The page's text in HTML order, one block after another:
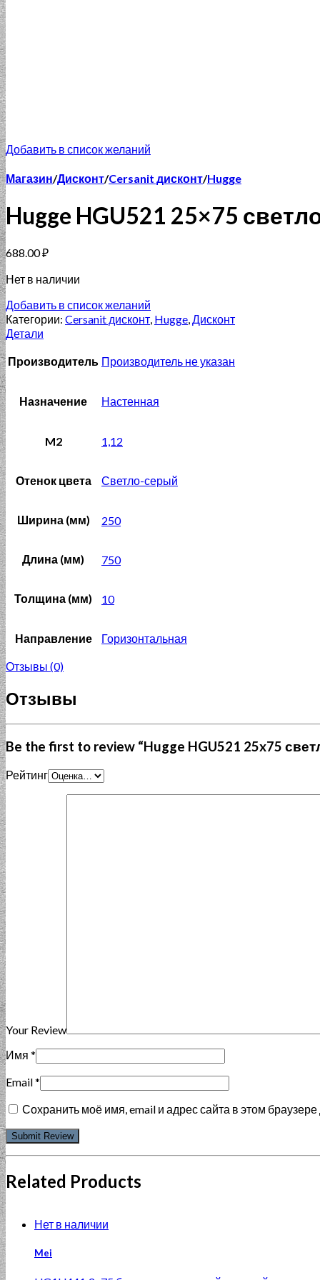
Добавить в список желаний
Магазин/Дисконт/Cersanit дисконт/Hugge
Hugge HGU521 25×75
688.00₽
Нет в наличии
Добавить в список желаний
Категории: Cersanit дисконт, Hugge,Дисконт
Детали
Производитель Производитель не указан
Назначение Настенная
M2 1,12
Отенок цвета Светло-серый
Ширина (мм) 250
Длина (мм) 750
Толщина (мм) 10
Направление Горизонтальная
Отзывы (0)
Отзывы
Be the first to review “Hugge HGU521 25x75
Рейтинг
Your Review
Имя *
Email*
Сохранить моё имя, email и адрес сайта в этом
Related Products
Нет в наличии
Mei